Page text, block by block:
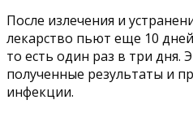
После излечения и
лекарство пьют еще 10
то есть один раз в три дня.
полученные результаты и
инфекции.